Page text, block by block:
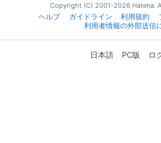
Copyright (C) 2001-2026 Hatena.
ヘルプ
ガイドライン 利用規約
利用者情報の外部送信
日本語 PC版 ロ